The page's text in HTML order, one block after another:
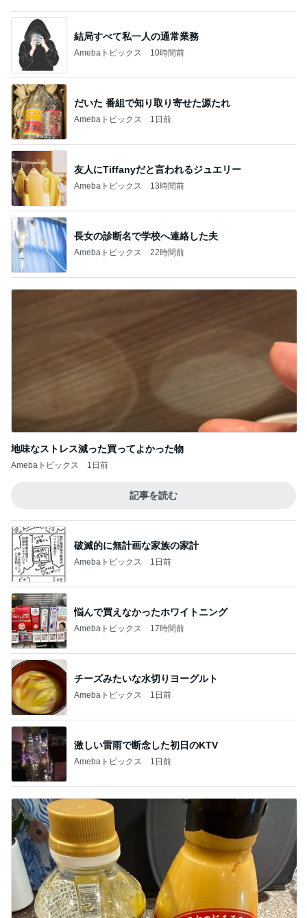
結局すべて私一人の通常業務
Amebaトピックス 10時間前
だいた 番組で知り取り寄せた源たれ
Amebaトピックス 1日前
友人にTiffanyだと言われるジュエリー
Amebaトピックス 13時間前
長女の診断名で学校へ連絡した夫
Amebaトピックス 22時間前
地味なストレス減った買ってよかった物
Amebaトピックス 1日前
記事を読む
破滅的に無計画な家族の家計
Amebaトピックス 1日前
悩んで買えなかったホワイトニング
Amebaトピックス 17時間前
チーズみたいな水切りヨーグルト
Amebaトピックス 1日前
激しい雷雨で断念した初日のKTV
Amebaトピックス 1日前